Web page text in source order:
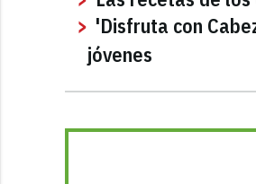
'Disfruta con
jóvenes